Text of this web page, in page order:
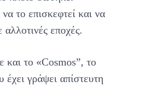
το επισκεφτεί και να
αλλοτινές εποχές.
και το «Cosmos”, το
γράψει απίστευτη